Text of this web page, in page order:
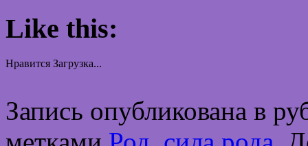
Like this:
Нравится Загрузка...
Запись опубликована в